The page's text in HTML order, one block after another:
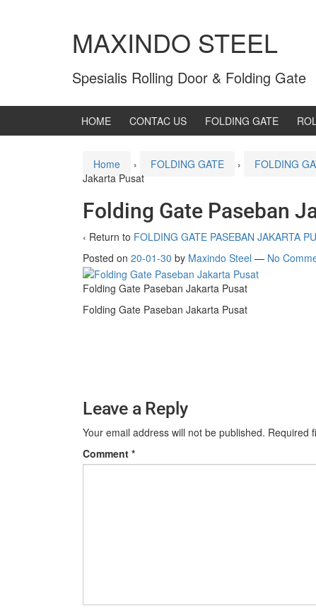
MAXINDO STEEL
Spesialis Rolling Door & Folding Gate
HOME CONTAC US FOLDING GATE
Home › FOLDING GATE › FOLDING
Jakarta Pusat
Folding Gate Paseban
‹ Return to FOLDING GATE PASEBAN JAKARTA
Posted on 20-01-30 by Maxindo Steel — No
Folding Gate Paseban Jakarta Pusat
Folding Gate Paseban Jakarta Pusat
Leave a Reply
Your email address will not be published. Required
Comment *